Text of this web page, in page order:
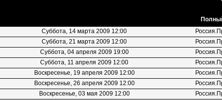
Суббота, 14 марта 2009 12:00
Суббота, 21 марта 2009 12:00
Суббота, 04 апреля 2009 19:00
Суббота, 11 апреля 2009 12:00
Воскресенье, 19 апреля 2009 12:00
Воскресенье, 26 апреля 2009 12:00
Воскресенье, 03 мая 2009 12:00